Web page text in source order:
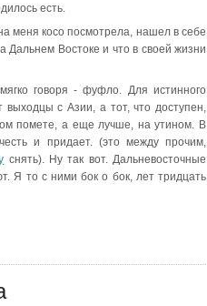
есть.
меня косо посмотрела, нашел в себе
Дальнем Востоке и что в своей жизни
говоря - фуфло. Для истинного
с Азии, а тот, что доступен,
помете, а еще лучше, на утином. В
и придает. (это между прочим,
снять). Ну так вот. Дальневосточные
Я то с ними бок о бок, лет тридцать